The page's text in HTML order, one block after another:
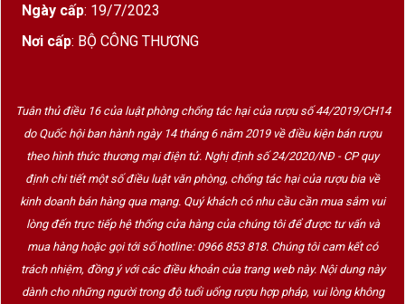
nhân rang, đá vôi nghiền, mật ong và chút nấm
trắng quý hiếm từ sự phát triển trong chai
mạnh mẽ hòa quyện với trái cây chín và vị chua
sống động
Hậu vị: Kéo dài và dẻo dai, đọng lại cảm giác
“cát đá và bơ” – đặc trưng của Perrières cổ
điển
Meursault Perrières – “Grand Cru Không Danh Hiệu”
Ngày cấp: 19/7/2023
Nơi cấp: BỘ CÔNG THƯƠNG
Tuân thủ điều 16 của luật phòng chống tác hại của rượu số 44/2019/CH14
do Quốc hội ban hành ngày 14 tháng 6 năm 2019 về điều kiện bán rượu
theo hình thức thương mại điện tử. Nghị định số 24/2020/NĐ - CP quy
định chi tiết một số điều luật văn phòng, chống tác hại của rượu bia về
kinh doanh bán hàng qua mạng. Quý khách có nhu cầu cần mua sắm vui
lòng đến trực tiếp hệ thống cửa hàng của chúng tôi để được tư vấn và
mua hàng hoặc gọi tới số hotline: 0966 853 818. Chúng tôi cam kết có
trách nhiệm, đồng ý với các điều khoản của trang web này. Nội dung này
dành cho những người trong độ tuổi uống rượu hợp pháp, vui lòng không